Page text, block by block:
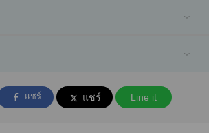
แชร์ แชร์ Line it